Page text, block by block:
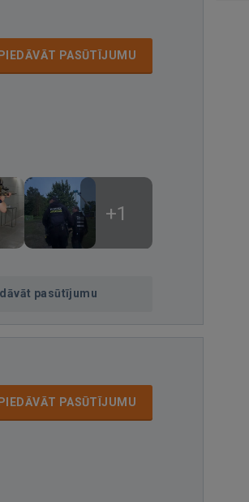
PIEDĀVĀT PASŪTĪJUMU
+1
pasūtījumu
PIEDĀVĀT PASŪTĪJUMU